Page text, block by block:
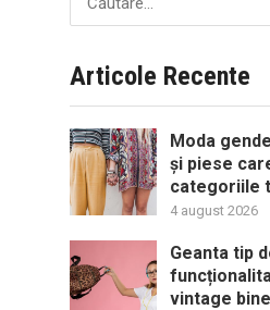
după:
Articole Recente
Moda
și piese
categoriile
4 august 2026
Geanta tip
vintage